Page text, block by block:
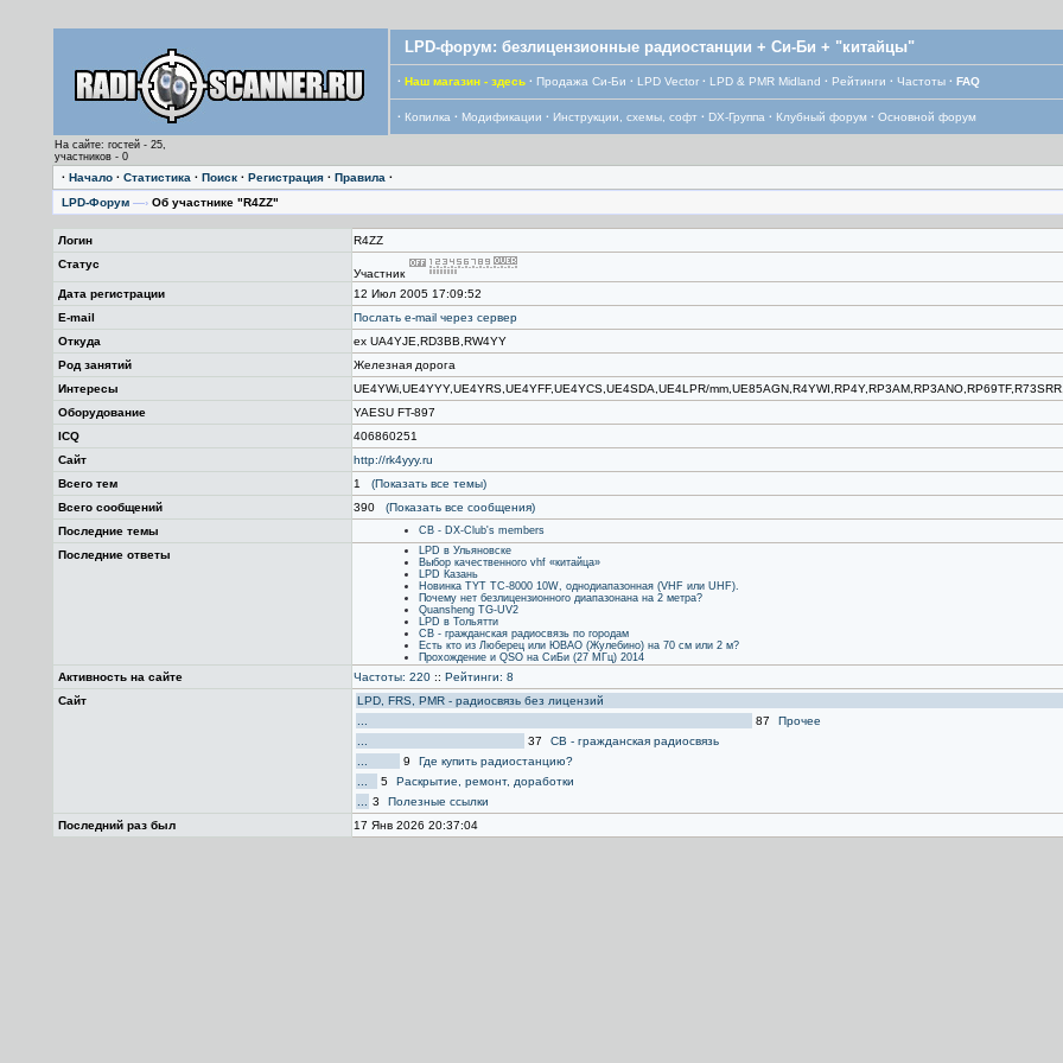
LPD-форум: безлицензионные радиостанции + Си-Би + "китайцы"
· Наш магазин - здесь · Продажа Си-Би · LPD Vector · LPD & PMR Midland · Рейтинги · Частоты · FAQ
· Копилка · Модификации · Инструкции, схемы, софт · DX-Группа · Клубный форум · Основной форум
На сайте: гостей - 25,
участников - 0
· Начало· Статистика · Поиск· Регистрация· Правила ·
LPD-Форум —›Об участнике "R4ZZ"
Логин
R4ZZ
Статус
Участник
Дата регистрации
12 Июл 2005 17:09:52
E-mail
Послать е-mail через сервер
Откуда
ex UA4YJE,RD3BB,RW4YY
Род занятий
Железная дорога
Интересы
UE4YWi,UE4YYY,UE4YRS,UE4YFF,UE4YCS,UE4SDA,UE4LPR/
Оборудование
YAESU FT-897
ICQ
406860251
Сайт
http://rk4yyy.ru
Всего тем
1
(Показать все темы)
Всего сообщений
390
(Показать все сообщения)
Последние темы
СВ - DX-Club's members
Последние ответы
LPD в Ульяновске
Выбор качественного vhf «китайца»
LPD Казань
Новинка TYT TC-8000 10W, однодиапазонная (VHF или UHF).
Почему нет безлицензионного диапазонана на 2 метра?
Quansheng TG-UV2
LPD в Тольятти
CB - гражданская радиосвязь по городам
Есть кто из Люберец или ЮВАО (Жулебино) на 70 см или 2 м?
Прохождение и QSO на СиБи (27 МГц) 2014
Активность на сайте Частоты: 220:: Рейтинги: 8
Сайт
LPD, FRS, PMR - радиосвязь без лицензий
87
Прочее
37
CB - гражданская радиосвязь
9
Где купить радиостанцию?
5
Раскрытие, ремонт, доработки
3
Полезные ссылки
Последний раз был
17 Янв 2026 20:37:04